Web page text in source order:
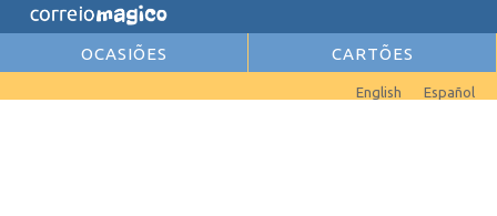
OCASIÕES CARTÕES
Español
English